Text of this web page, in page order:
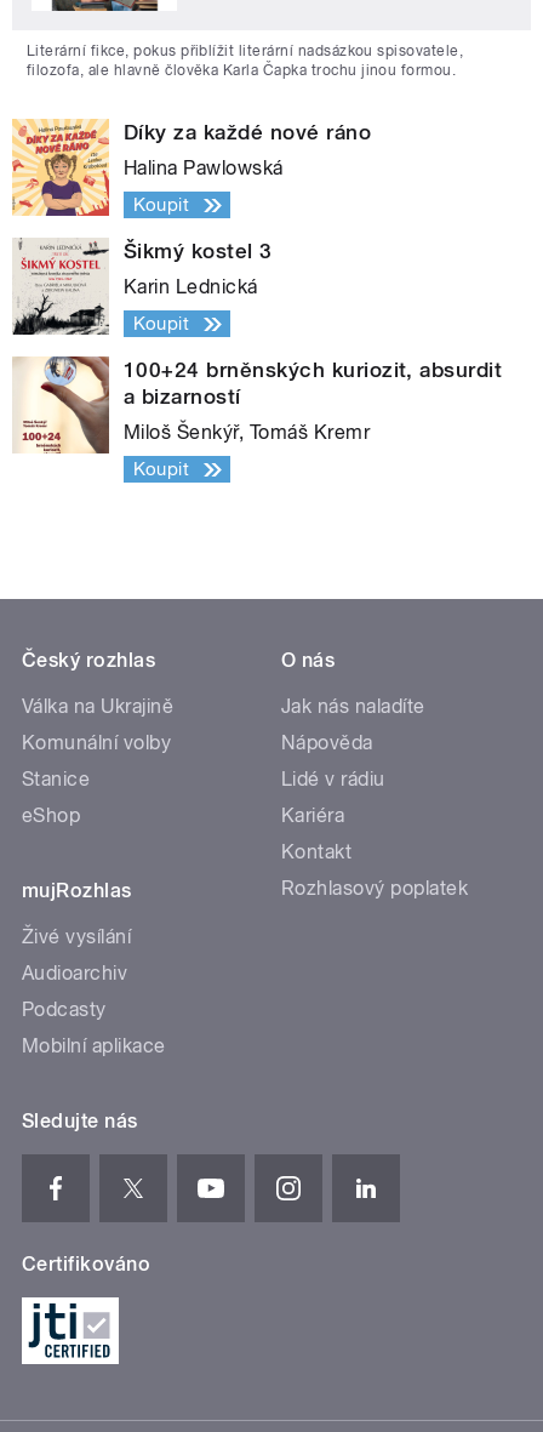
Literární fikce, pokus přiblížit literární nadsázkou spisovatele,
filozofa, ale hlavně člověka Karla Čapka trochu jinou formou.
Díky za každé nové ráno
Halina Pawlowská
Koupit
Šikmý kostel 3
Karin Lednická
Koupit
100+24 brněnských kuriozit, absurdit
a bizarností
Miloš Šenkýř, Tomáš Kremr
Koupit
Český rozhlas
Válka na Ukrajině
Komunální volby
Stanice
eShop
mujRozhlas
Živé vysílání
Audioarchiv
Podcasty
Mobilní aplikace
O nás
Jak nás naladíte
Nápověda
Lidé v rádiu
Kariéra
Kontakt
Rozhlasový poplatek
Sledujte nás
Certifikováno